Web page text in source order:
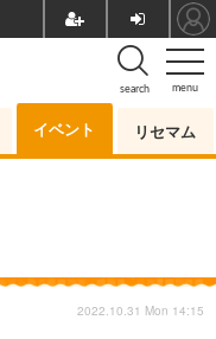
menu
search
イベント リセマム
2022.10.31 Mon 14:15